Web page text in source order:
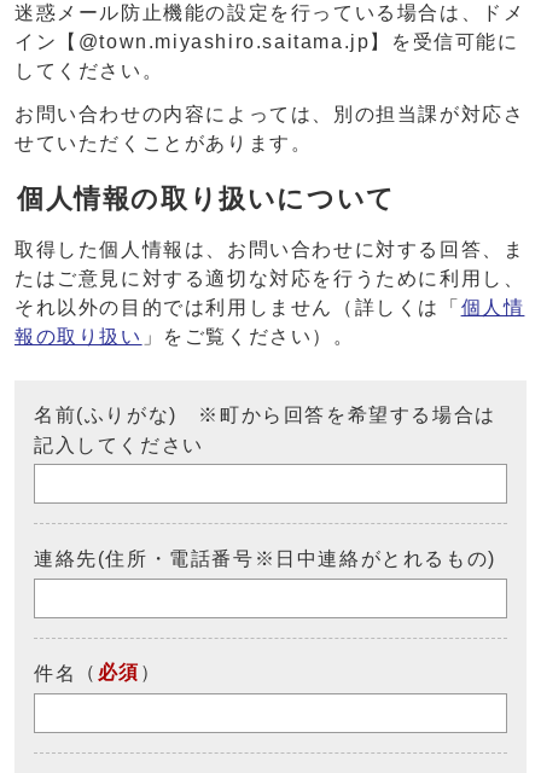
迷惑メール防止機能の設定を行っている場合は、ドメ
イン【@town.miyashiro.saitama.jp】を受信可能に
してください。
お問い合わせの内容によっては、別の担当課が対応さ
せていただくことがあります。
個人情報の取り扱いについて
取得した個人情報は、お問い合わせに対する回答、ま
たはご意見に対する適切な対応を行うために利用し、
それ以外の目的では利用しません（詳しくは「 個人情
報の取り扱い 」をご覧ください）。
名前(ふりがな) ※町から回答を希望する場合は
記入してください
連絡先(住所・電話番号※日中連絡がとれるもの)
件名 （ 必須 ）